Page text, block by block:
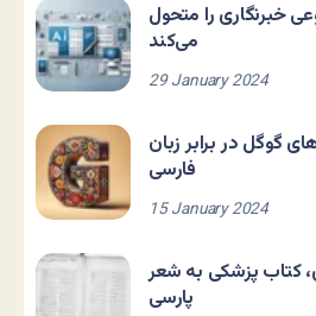
خبرنگاری را متحول
می‌کند
29 January 2024
گوگل در برابر زبان
فارسی
15 January 2024
کتاب پزشکی به شعر
پارسی